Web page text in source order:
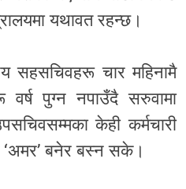
यथावत रहन्छ।
सहसचिवहरू चार महिनामै
पुग्न नपाउँदै सरुवामा
केही कर्मचारी
बनेर बस्न सके।